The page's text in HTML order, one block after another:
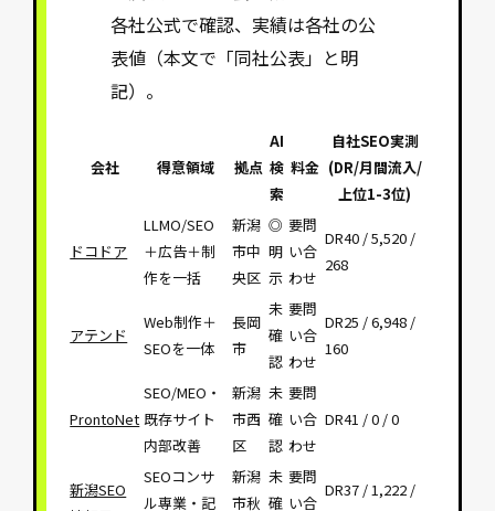
各社公式で確認、実績は各社の公
表値（本文で「同社公表」と明
記）。
会社 得意領域 拠点
AI
検
索
料金
自社SEO実測
(DR/月間流入/
上位1-3位)
ドコドア
LLMO/SEO
＋広告＋制
作を一括
新潟
市中
央区
◎
明
示
要問
い合
わせ
DR40 / 5,520 /
268
アテンド
Web制作＋
SEOを一体
長岡
市
未
確
認
要問
い合
わせ
DR25 / 6,948 /
160
ProntoNet
SEO/MEO・
既存サイト
内部改善
新潟
市西
区
未
確
認
要問
い合
わせ
DR41 / 0 / 0
新潟SEO
SEOコンサ
ル専業・記
新潟
市秋
未
確
要問
い合
DR37 / 1,222 /